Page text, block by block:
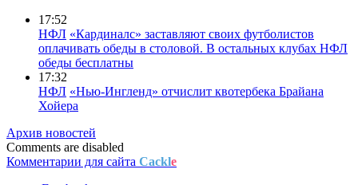
17:52
НФЛ «Кардиналс» заставляют своих футболистов
оплачивать обеды в столовой. В остальных клубах НФЛ
обеды бесплатны
17:32
НФЛ «Нью-Ингленд» отчислит квотербека Брайана
Хойера
Архив новостей
Comments are disabled
Комментарии для сайта Cackle